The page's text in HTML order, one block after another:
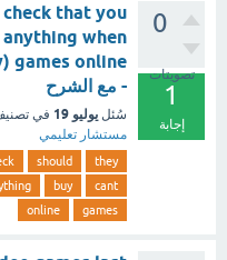
0
تصويتات
1
إجابة
that you
when
- مع الشرح
سُئل يوليو 19 في
مستشار تعليمي
they
should
cant
buy
games
online